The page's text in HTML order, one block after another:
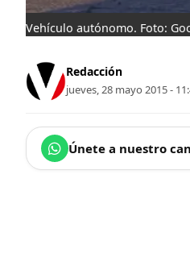
Vehículo autónomo. Foto:
Redacción
jueves, 28 mayo 2015 -
Únete a nuestro